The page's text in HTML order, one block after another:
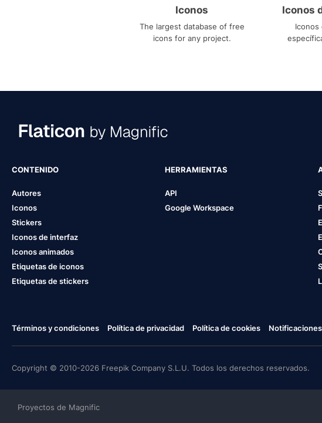
Iconos
The largest database of free
icons for any project.
Iconos
Iconos
CONTENIDO
Autores
Iconos
Stickers
Iconos de interfaz
Iconos animados
Etiquetas de iconos
Etiquetas de stickers
HERRAMIENTAS
API
Google Workspace
Términos y condiciones Política de privacidad Política de cookies
Copyright © 2010-2026 Freepik Company S.L.U. Todos los derechos reservados.
Proyectos de Magnific